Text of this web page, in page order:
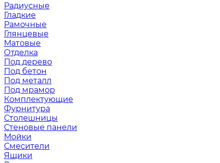
Радиусные
Гладкие
Рамочные
Глянцевые
Матовые
Отделка
Под дерево
Под бетон
Под металл
Под мрамор
Комплектующие
Фурнитура
Столешницы
Стеновые панели
Мойки
Смесители
Ящики